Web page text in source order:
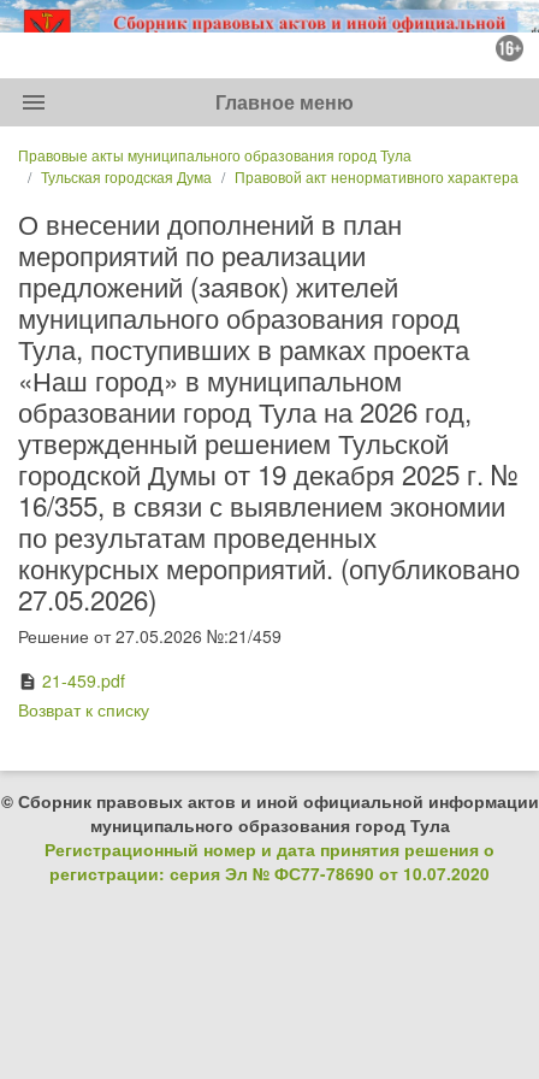
menu Главное меню
Правовые акты муниципального образования город Тула
Тульская городская Дума
Правовой акт ненормативного характера
О внесении дополнений в план
мероприятий по реализации
предложений (заявок) жителей
муниципального образования город
Тула, поступивших в рамках проекта
«Наш город» в муниципальном
образовании город Тула на 2026 год,
утвержденный решением Тульской
городской Думы от 19 декабря 2025 г. №
16/355, в связи с выявлением экономии
по результатам проведенных
конкурсных мероприятий. (опубликовано
27.05.2026)
Решение от 27.05.2026 №:21/459
description 21-459.pdf
Возврат к списку
© Сборник правовых актов и иной официальной информации
муниципального образования город Тула
Регистрационный номер и дата принятия решения о
регистрации: серия Эл № ФС77-78690 от 10.07.2020